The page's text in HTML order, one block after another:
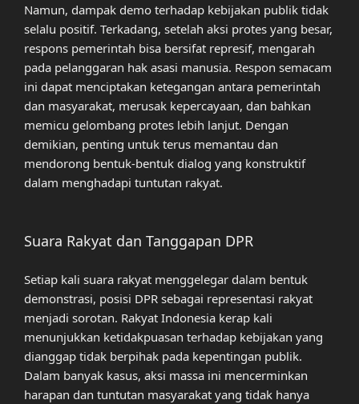
Namun, dampak demo terhadap kebijakan publik tidak
selalu positif. Terkadang, setelah aksi protes yang besar,
respons pemerintah bisa bersifat represif, mengarah
pada pelanggaran hak asasi manusia. Respon semacam
ini dapat menciptakan ketegangan antara pemerintah
dan masyarakat, merusak kepercayaan, dan bahkan
memicu gelombang protes lebih lanjut. Dengan
demikian, penting untuk terus memantau dan
mendorong bentuk-bentuk dialog yang konstruktif
dalam menghadapi tuntutan rakyat.
Suara Rakyat dan Tanggapan DPR
Setiap kali suara rakyat menggelegar dalam bentuk
demonstrasi, posisi DPR sebagai representasi rakyat
menjadi sorotan. Rakyat Indonesia kerap kali
menunjukkan ketidakpuasan terhadap kebijakan yang
dianggap tidak berpihak pada kepentingan publik.
Dalam banyak kasus, aksi massa ini mencerminkan
harapan dan tuntutan masyarakat yang tidak hanya